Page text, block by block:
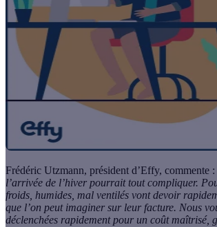
Frédéric Utzmann, président d’Effy, commente :
l’arrivée de l’hiver pourrait tout compliquer.
froids, humides, mal ventilés vont devoir
que l’on peut imaginer sur leur facture. Nous
déclenchées rapidement pour un coût maîtrisé,